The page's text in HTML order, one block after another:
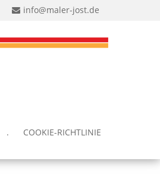
info@maler-jost.de
. COO­KIE-RICH­T­­LI­­NIE